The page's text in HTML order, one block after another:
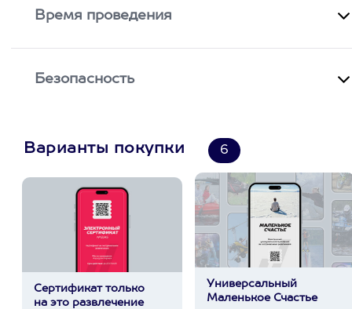
Время проведения
Безопасность
Варианты покупки 6
Сертификат только
на это развлечение
Универсальный
Маленькое Счастье